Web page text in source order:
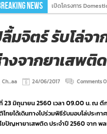
News เปิดโครงการ
มจิตร์ รับโล่จ
งจากยาเสพติด
Ch...aa 24/06/2017 Comments
23 มิถุนายน 2560 เวลา 09.00 น. ณ
ไทยได้เดินทางไปร่วมพิธีรับมอบโล่ประ
ขปัญหายาเสพติด ประจำปี 2560 จาก พ